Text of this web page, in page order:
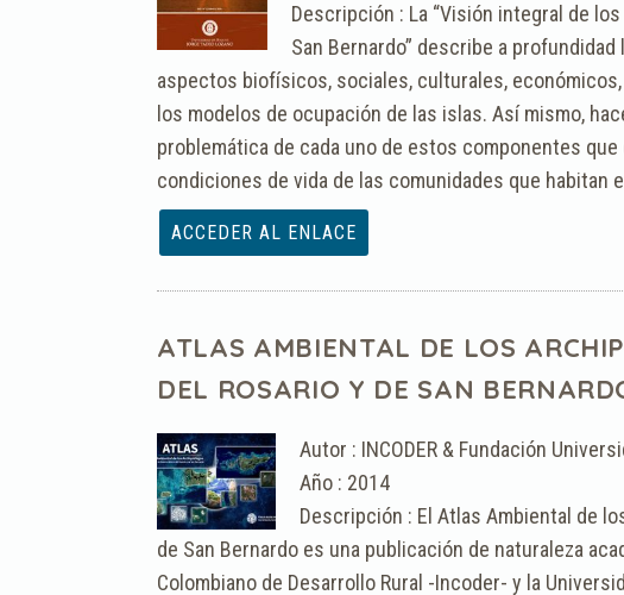
Descripción : La “Visión integral de
San Bernardo” describe a
aspectos biofísicos, sociales, culturales,
los modelos de ocupación de las islas. Así mismo,
problemática de cada uno de estos componentes
condiciones de vida de las comunidades que habitan
ATLAS AMBIENTAL DE LOS
DEL ROSARIO Y DE SAN
Autor : INCODER & Fundación
Año : 2014
Descripción : El Atlas Ambiental de
de San Bernardo es una publicación de naturaleza
Colombiano de Desarrollo Rural -Incoder- y la